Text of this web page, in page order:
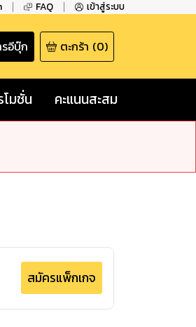
FAQ เข้าสู่ระบบ
อีบุ๊ก ตะกร้า (0)
โมชั่น คะแนนสะสม
สมัครแพ็กเกจ